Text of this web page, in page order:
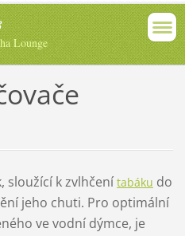
Lounge
sloužící k zvlhčení tabáku do
jeho chuti. Pro optimální
ve vodní dýmce, je